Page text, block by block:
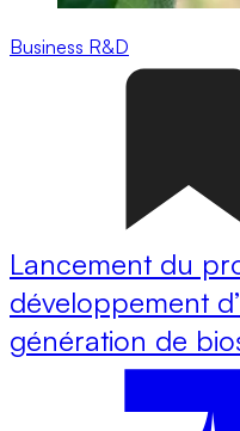
Business R&D
Lancement du
développement
génération de